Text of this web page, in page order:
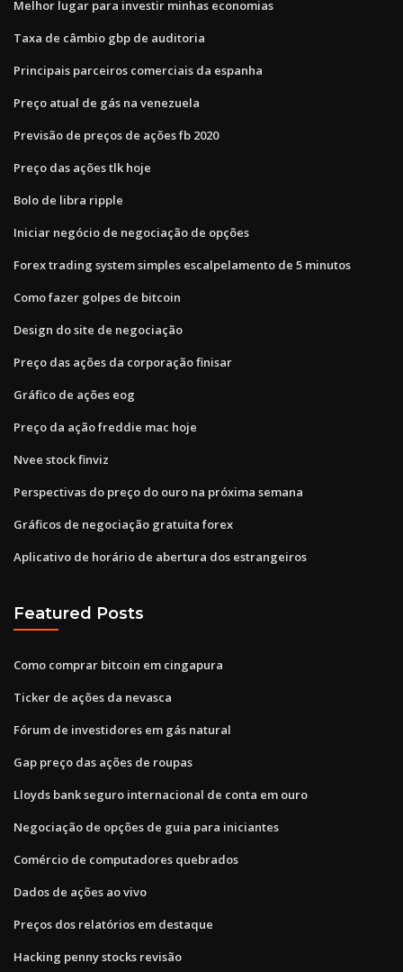
Melhor lugar para investir minhas economias
Taxa de câmbio gbp de auditoria
Principais parceiros comerciais da espanha
Preço atual de gás na venezuela
Previsão de preços de ações fb 2020
Preço das ações tlk hoje
Bolo de libra ripple
Iniciar negócio de negociação de opções
Forex trading system simples escalpelamento de 5 minutos
Como fazer golpes de bitcoin
Design do site de negociação
Preço das ações da corporação finisar
Gráfico de ações eog
Preço da ação freddie mac hoje
Nvee stock finviz
Perspectivas do preço do ouro na próxima semana
Gráficos de negociação gratuita forex
Aplicativo de horário de abertura dos estrangeiros
Featured Posts
Como comprar bitcoin em cingapura
Ticker de ações da nevasca
Fórum de investidores em gás natural
Gap preço das ações de roupas
Lloyds bank seguro internacional de conta em ouro
Negociação de opções de guia para iniciantes
Comércio de computadores quebrados
Dados de ações ao vivo
Preços dos relatórios em destaque
Hacking penny stocks revisão